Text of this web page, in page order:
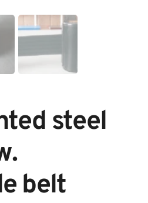
steel
belt